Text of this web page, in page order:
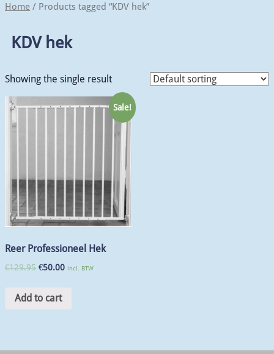
Home / Products tagged “KDV hek”
KDV hek
Showing the single result
Sale!
Reer Professioneel Hek
€129.95 €50.00 incl. BTW
Add to cart